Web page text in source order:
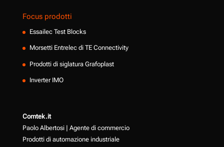
Focus prodotti
Essailec Test Blocks
Morsetti Entrelec di TE Connectivity
Prodotti di siglatura Grafoplast
Inverter IMO
Comtek.it
Paolo Albertosi | Agente di commercio
Prodotti di automazione industriale